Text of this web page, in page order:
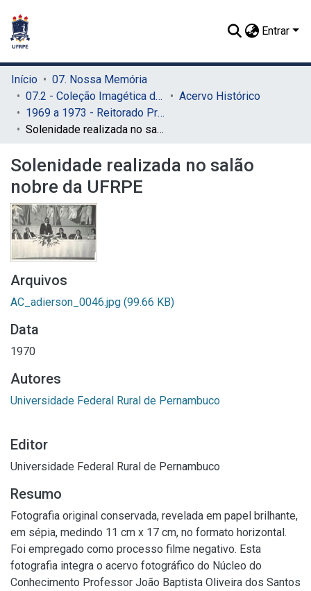
Entrar
Início
07. Nossa Memória
07.2 - Coleção Imagética do SIB
Acervo Histórico
1969 a 1973 - Reitorado Prof. Adierson Erasmo de Azevedo
Solenidade realizada no salão nobre da UFRPE
Solenidade realizada no salão
nobre da UFRPE
Arquivos
AC_adierson_0046.jpg (99.66 KB)
Data
1970
Autores
Universidade Federal Rural de Pernambuco
Editor
Universidade Federal Rural de Pernambuco
Resumo
Fotografia original conservada, revelada em papel brilhante,
em sépia, medindo 11 cm x 17 cm, no formato horizontal.
Foi empregado como processo filme negativo. Esta
fotografia integra o acervo fotográfico do Núcleo do
Conhecimento Professor João Baptista Oliveira dos Santos